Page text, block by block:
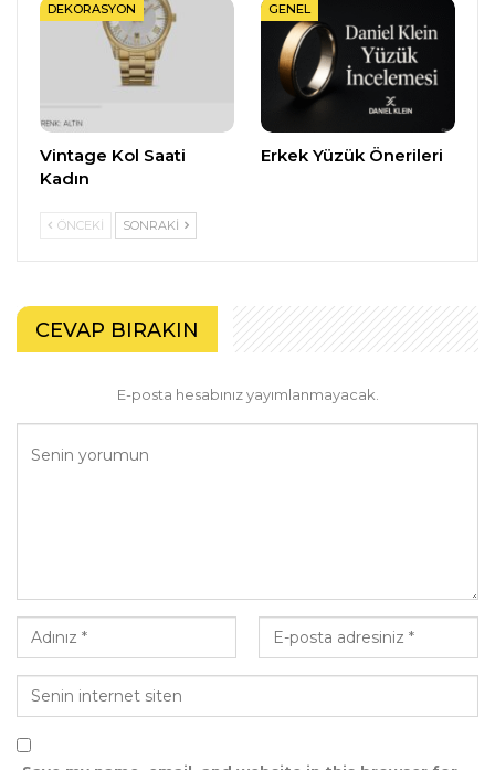
DEKORASYON
Vintage Kol Saati
Kadın
GENEL
Erkek Yüzük Önerileri
ÖNCEKI SONRAKI
CEVAP BIRAKIN
E-posta hesabınız yayımlanmayacak.